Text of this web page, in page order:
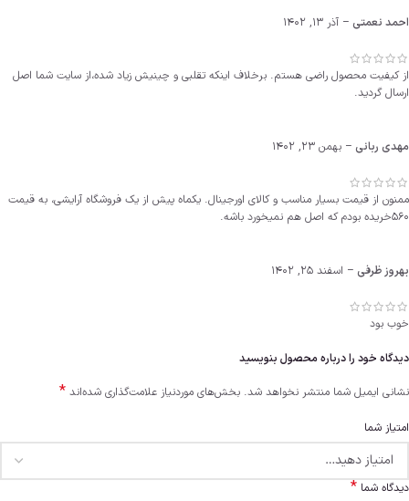
احمد نعمتی – آذر 13, 1402
از کیفیت محصول راضی هستم. برخلاف اینکه تقلبی و چینیش زیاد شده،از سایت شما اصل
ارسال گردید.
مهدی ربانی – بهمن 23, 1402
ممنون از قیمت بسیار مناسب و کالای اورجینال. یکماه پیش از یک فروشگاه آرایشی، به قیمت
560خریده بودم که اصل هم نمیخورد باشه.
بهروز ظرفی – اسفند 25, 1402
خوب بود
دیدگاه خود را درباره محصول بنویسید
نشانی ایمیل شما منتشر نخواهد شد. بخش‌های موردنیاز علامت‌گذاری شده‌اند *
امتیاز شما
دیدگاه شما *